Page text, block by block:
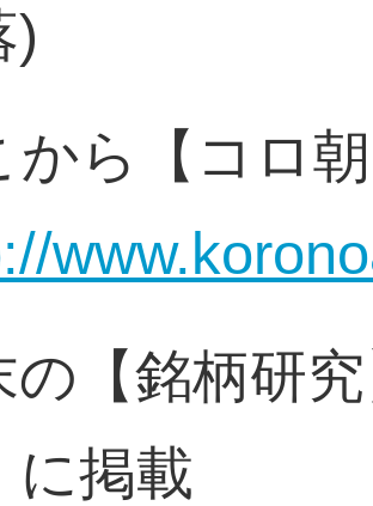
)
から【コロ
の【銘柄研
に掲載